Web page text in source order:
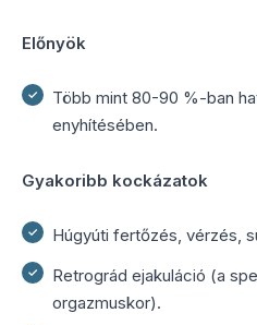
Előnyök
Több mint 80-90 %-ban
enyhítésében.
Gyakoribb kockázatok
Húgyúti fertőzés, vérzés,
Retrográd ejakuláció (a
orgazmuskor).